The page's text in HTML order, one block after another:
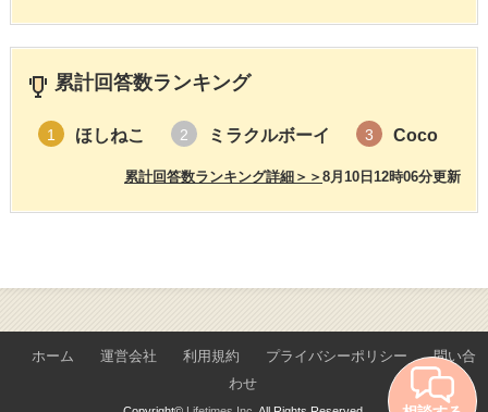
累計回答数ランキング
1 ほしねこ 2 ミラクルボーイ 3 Coco
8月10日12時06分更新
累計回答数ランキング詳細＞＞
ホーム 運営会社 利用規約 プライバシーポリシー
問い合
わせ